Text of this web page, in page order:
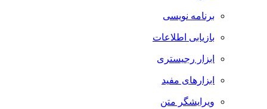
برنامه نویسی
بازیابی اطلاعات
ابزار رجیستری
ابزارهای مفید
ویرایشگر متن